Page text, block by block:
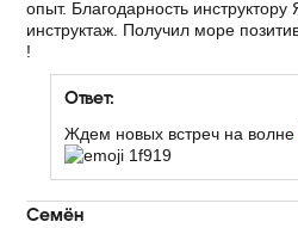
опыт. Благодарность
инструктаж. Получил море
!
Ответ:
Ждем новых встреч на волне
Семён